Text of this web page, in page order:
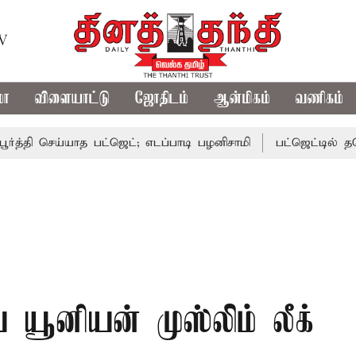
விளையாட்டு ஜோதிடம் ஆன்மிகம் வணிகம்
பட்ஜெட்; எடப்பாடி பழனிசாமி பட்ஜெட்டில் தவெக
யூனியன் முஸ்லிம் லீக்